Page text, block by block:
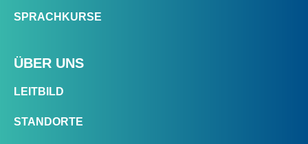
SPRACHKURSE
ÜBER UNS
LEITBILD
STANDORTE